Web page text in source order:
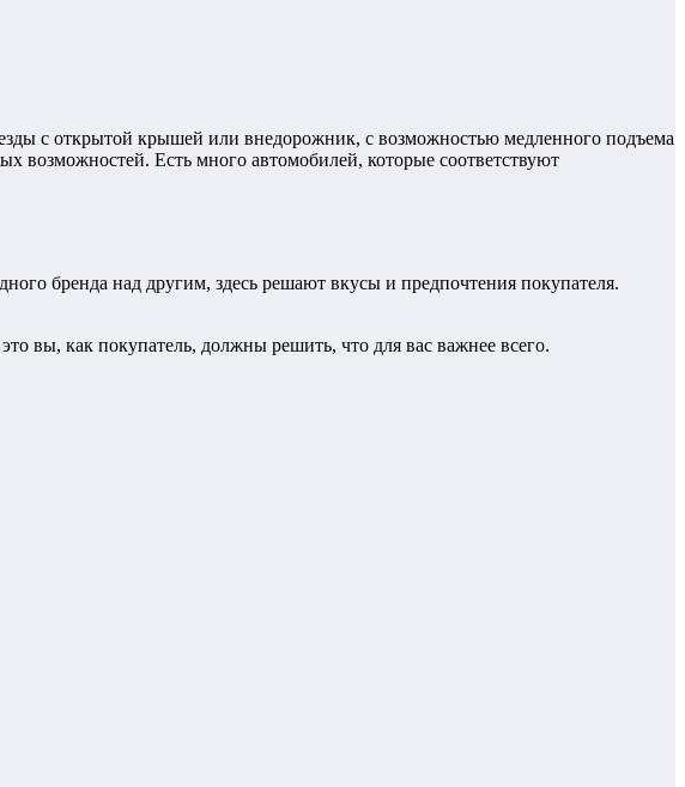
с открытой крышей или внедорожник, с возможностью медленного подъема
возможностей. Есть много автомобилей, которые соответствуют
бренда над другим, здесь решают вкусы и предпочтения покупателя.
вы, как покупатель, должны решить, что для вас важнее всего.